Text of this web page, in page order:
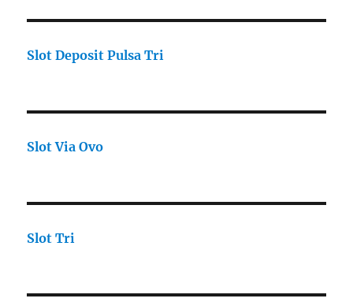
Slot Deposit Pulsa Tri
Slot Via Ovo
Slot Tri